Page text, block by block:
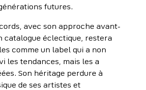
futures.
avec son approche avant-
catalogue éclectique, restera
comme un label qui a non
les tendances, mais les a
Son héritage perdure à
de ses artistes et